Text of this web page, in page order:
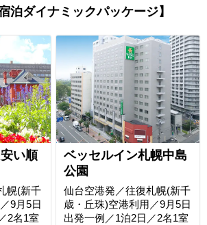
泊ダイナミックパッケージ】
い順
幌(新千
9月5日
2名1室
ベッセルイン札幌中島
公園
仙台空港発／往復札幌(新千
歳・丘珠)空港利用／9月5日
出発一例／1泊2日／2名1室